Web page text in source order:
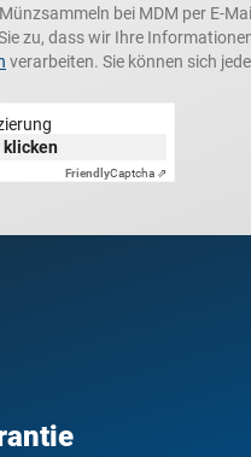
bei MDM per E-
zu, dass wir Ihre
verarbeiten. Sie können sich
klicken
FriendlyCaptcha ⇗